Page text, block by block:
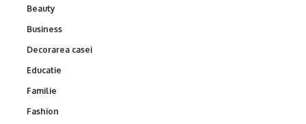
Beauty
Business
Decorarea casei
Educatie
Familie
Fashion